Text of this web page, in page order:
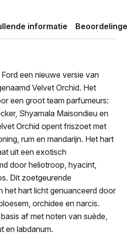
informatie
een nieuwe versie van
Velvet Orchid. Het
een groot team parfumeurs:
Shyamala Maisondieu en
Orchid opent friszoet met
rum en mandarijn. Het hart
uit een exotisch
door heliotroop, hyacint,
Dit zoetgeurende
het hart licht genuanceerd door
orchidee en narcis.
af met noten van suède,
en labdanum.